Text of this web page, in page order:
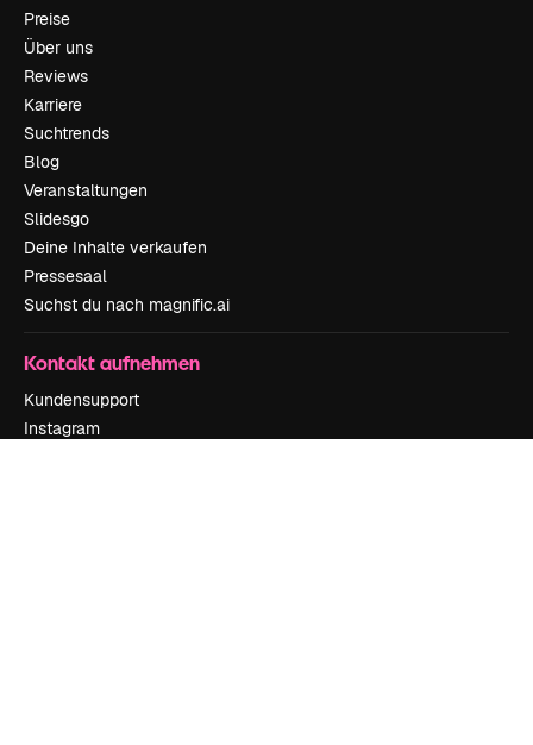
Preise
Über uns
Reviews
Karriere
Suchtrends
Blog
Veranstaltungen
Slidesgo
Deine Inhalte verkaufen
Pressesaal
Suchst du nach magnific.ai
Kontakt aufnehmen
Kundensupport
Instagram